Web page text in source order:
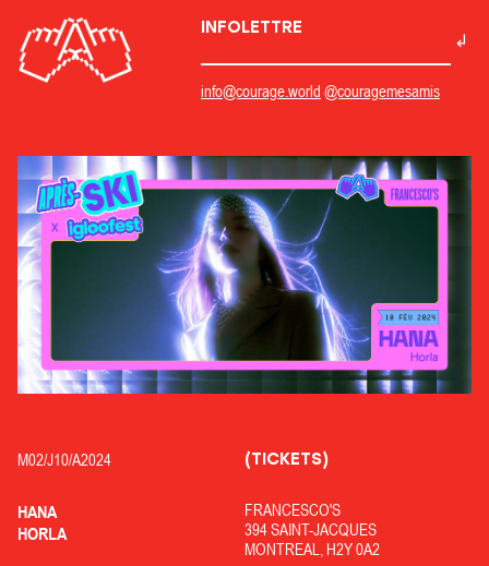
INFOLETTRE
info@courage.world @couragemesamis
M02/J10/A2024
HANA
HORLA
FRANCESCO'S
394 SAINT-JACQUES
MONTREAL, H2Y 0A2
(TICKETS)